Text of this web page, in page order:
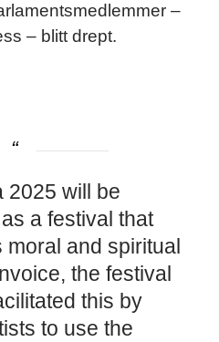
–
– blitt drept.
2025 will be
a festival that
and spiritual
the festival
this by
to use the